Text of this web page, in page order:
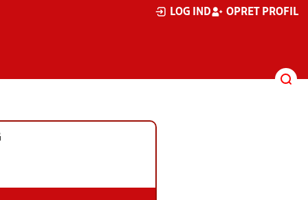
LOG IND OPRET PROFIL